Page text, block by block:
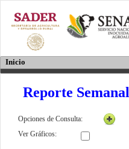
Inicio
Reporte Semanal
Opciones de Consulta:
Ver Gráficos: